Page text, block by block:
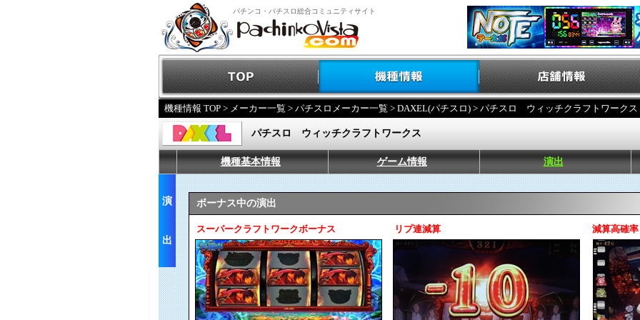
パチンコ・パチスロ総合コミュニティサイト
機種情報 TOP > メーカー一覧 > パチスロメーカー一覧 > DAXEL(パチスロ) > パチスロ ウィッチクラフトワークス
パチスロ ウィッチクラフトワークス
機種基本情報 ゲーム情報 演出
演
出
ボーナス中の演出
スーパークラフトワークボーナス リプ連減算 減算高確率